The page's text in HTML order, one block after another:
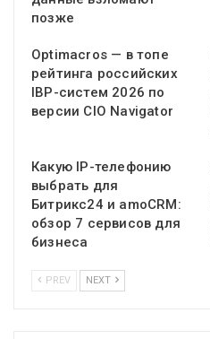
позже
Optimacros — в топе
рейтинга российских
IBP-систем 2026 по
версии CIO Navigator
Какую IP-телефонию
выбрать для
Битрикс24 и amoCRM:
обзор 7 сервисов для
бизнеса
PREV NEXT